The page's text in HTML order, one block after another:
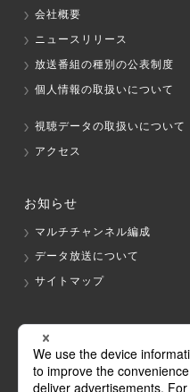
会社概要
ニュースリリース
放送番組の種別の公表制度
個人情報の取扱いについて
視聴データの取扱いについて
アクセス
お知らせ
マルチチャンネル編成
データ放送について
サイトマップ
グループ会社
テレビ朝日